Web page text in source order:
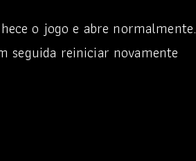
o jogo e abre normalmente.
seguida reiniciar novamente